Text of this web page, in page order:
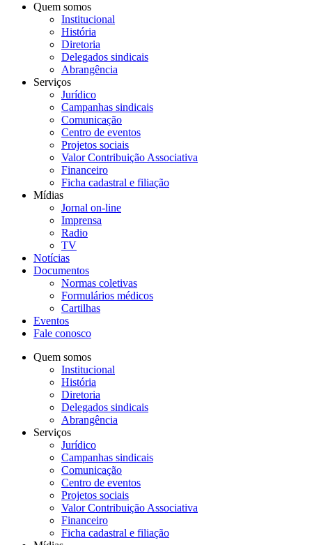
Quem somos
Institucional
História
Diretoria
Delegados sindicais
Abrangência
Serviços
Jurídico
Campanhas sindicais
Comunicação
Centro de eventos
Projetos sociais
Valor Contribuição Associativa
Financeiro
Ficha cadastral e filiação
Mídias
Jornal on-line
Imprensa
Radio
TV
Notícias
Documentos
Normas coletivas
Formulários médicos
Cartilhas
Eventos
Fale conosco
Quem somos
Institucional
História
Diretoria
Delegados sindicais
Abrangência
Serviços
Jurídico
Campanhas sindicais
Comunicação
Centro de eventos
Projetos sociais
Valor Contribuição Associativa
Financeiro
Ficha cadastral e filiação